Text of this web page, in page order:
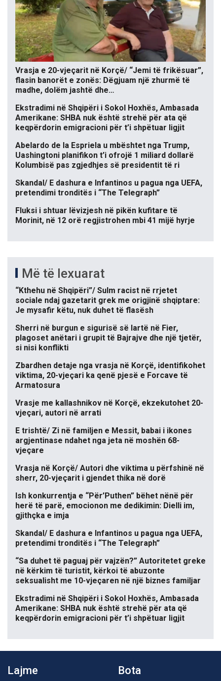
Vrasja e 20-vjeçarit në Korçë/ “Jemi të frikësuar”,
flasin banorët e zonës: Dëgjuam një zhurmë të
madhe, dolëm jashtë dhe…
Ekstradimi në Shqipëri i Sokol Hoxhës, Ambasada
Amerikane: SHBA nuk është strehë për ata që
keqpërdorin emigracioni për t’i shpëtuar ligjit
Abelardo de la Espriela u mbështet nga Trump,
Uashingtoni planifikon t’i ofrojë 1 miliard dollarë
Kolumbisë pas zgjedhjes së presidentit të ri
Skandal/ E dashura e Infantinos u pagua nga UEFA,
pretendimi tronditës i “The Telegraph”
Fluksi i shtuar lëvizjesh në pikën kufitare të
Morinit, në 12 orë regjistrohen mbi 41 mijë hyrje
Më të lexuarat
“Kthehu në Shqipëri”/ Sulm racist në rrjetet
sociale ndaj gazetarit grek me origjinë shqiptare:
Je mysafir këtu, nuk duhet të flasësh
Sherri në burgun e sigurisë së lartë në Fier,
plagoset anëtari i grupit të Bajrajve dhe një tjetër,
si nisi konflikti
Zbardhen detaje nga vrasja në Korçë, identifikohet
viktima, 20-vjeçari ka qenë pjesë e Forcave të
Armatosura
Vrasje me kallashnikov në Korçë, ekzekutohet 20-
vjeçari, autori në arrati
E trishtë/ Zi në familjen e Messit, babai i ikones
argjentinase ndahet nga jeta në moshën 68-
vjeçare
Vrasja në Korçë/ Autori dhe viktima u përfshinë në
sherr, 20-vjeçarit i gjendet thika në dorë
Ish konkurrentja e “Për’Puthen” bëhet nënë për
herë të parë, emocionon me dedikimin: Dielli im,
gjithçka e imja
Skandal/ E dashura e Infantinos u pagua nga UEFA,
pretendimi tronditës i “The Telegraph”
“Sa duhet të paguaj për vajzën?” Autoritetet greke
në kërkim të turistit, kërkoi të abuzonte
seksualisht me 10-vjeçaren në një biznes familjar
Ekstradimi në Shqipëri i Sokol Hoxhës, Ambasada
Amerikane: SHBA nuk është strehë për ata që
keqpërdorin emigracioni për t’i shpëtuar ligjit
Lajme Bota